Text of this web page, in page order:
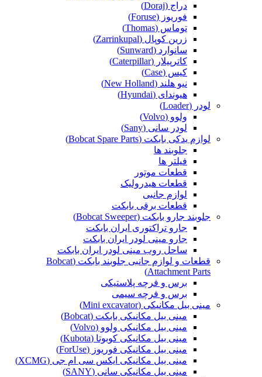
دراج (Doraj)
فوریوز (Foruse)
توماس (Thomas)
زرین کوپال (Zarrinkupal)
سانوارد (Sunward)
کاترپیلار (Caterpillar)
کیس (Case)
نیو هلند (New Holland)
هیوندای (Hyundai)
لودر (Loader)
ولوو (Volvo)
لودر سانی (Sany)
لوازم یدکی بابکت (Bobcat Spare Parts)
جلوبند ها
فیلتر ها
قطعات موتور
قطعات هیدرولیک
لوازم جانبی
قطعات برقی بابکت
جلوبند جارو بابکت (Bobcat Sweeper)
جارو تراکتوری ایران بابکت
جارو مینی لودر ایران بابکت
ساحل روب مینی لودر ایران بابکت
قطعات و لوازم جانبی جلوبند بابکت (Bobcat
Attachment Parts)
برس و فرچه پلاستیکی
برس و فرچه سیمی
مینی بیل مکانیکی (Mini excavator)
مینی بیل مکانیکی بابکت (Bobcat)
مینی بیل مکانیکی ولوو (Volvo)
مینی بیل مکانیکی کوبوتا (Kubota)
مینی بیل مکانیکی فوریوز (ForUse)
مینی بیل مکانیکی ایکس سی ام جی (XCMG)
مینی بیل مکانیکی سانی (SANY)